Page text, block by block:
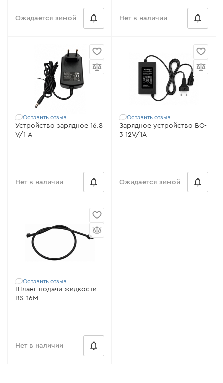
Ожидается зимой Нет в наличии
Оставить отзыв
Устройство зарядное 16.8
V/1 А
Нет в наличии
Оставить отзыв
Зарядное устройство BC-
3 12V/1А
Ожидается зимой
Оставить отзыв
Шланг подачи жидкости
BS-16M
Нет в наличии